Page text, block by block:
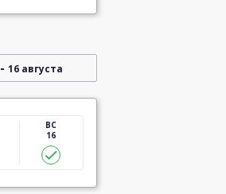
- 16 августа
ВС
16